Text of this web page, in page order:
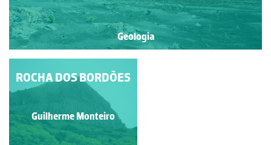
Geologia
LAVA ENCORDOADA
Elsa Coimbra Santana de
Oliveira
ROCHA DOS BORDÕES
Guilherme Monteiro